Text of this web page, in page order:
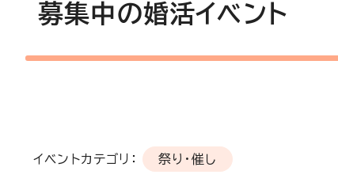
募集中の婚活イベント
イベントカテゴリ： 祭り・催し